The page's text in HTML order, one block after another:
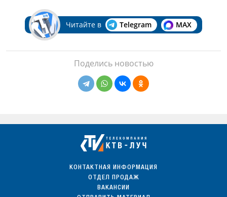
Читайте в Telegram MAX
Поделись новостью
КОНТАКТНАЯ ИНФОРМАЦИЯ
ОТДЕЛ ПРОДАЖ
ВАКАНСИИ